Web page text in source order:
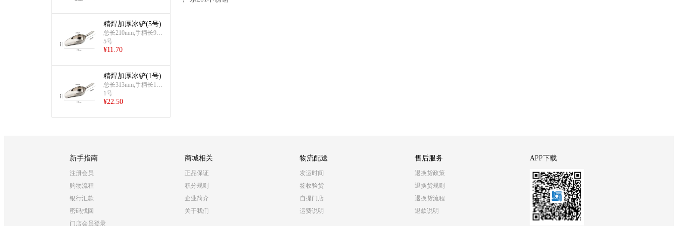
精焊加厚冰铲(5号)
总长210mm;手柄长93m
m;口宽43mm;总宽67m
m;厚1.2mm,约118g
5号
¥11.70
精焊加厚冰铲(1号)
总长313mm;手柄长114
mm;口宽80mm;总宽128
mm;厚1.2mm,约298g
1号
¥22.50
新手指南
注册会员
购物流程
银行汇款
密码找回
门店会员登录
商城相关
正品保证
积分规则
企业简介
关于我们
物流配送
发运时间
签收验货
自提门店
运费说明
售后服务
退换货政策
退换货规则
退换货流程
退款说明
APP下载